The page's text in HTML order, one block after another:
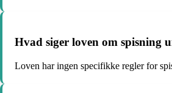
Hvad siger loven om spisning
Loven har ingen specifikke regler for